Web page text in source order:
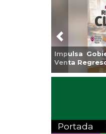
Municipal Expo
Previous
Portada